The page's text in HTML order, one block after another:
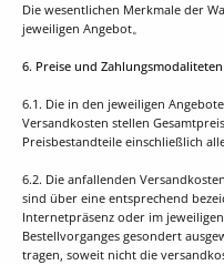
Die wesentlichen Merkmale der
jeweiligen Angebot。
6. Preise und Zahlungsmodaliteten
6.1. Die in den jeweiligen
Versandkosten stellen
Preisbestandteile einschließlich
6.2. Die anfallenden
sind über eine entsprechend
Internetpräsenz oder im
Bestellvorganges gesondert
tragen, soweit nicht die